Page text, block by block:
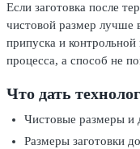
Если заготовка после
чистовой размер лучше
припуска и
процесса, а способ не
Что дать
Чистовые размеры и
Размеры заготовки